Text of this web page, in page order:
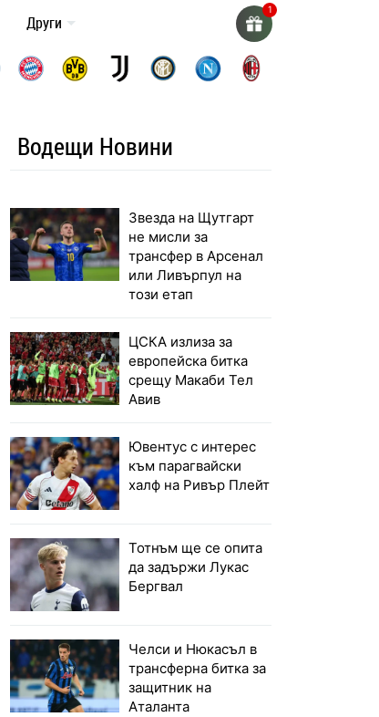
Други
Водещи Новини
Звезда на Щутгарт
не мисли за
трансфер в Арсенал
или Ливърпул на
този етап
ЦСКА излиза за
европейска битка
срещу Макаби Тел
Авив
Ювентус с интерес
към парагвайски
халф на Ривър Плейт
Тотнъм ще се опита
да задържи Лукас
Бергвал
Челси и Нюкасъл в
трансферна битка за
защитник на
Аталанта